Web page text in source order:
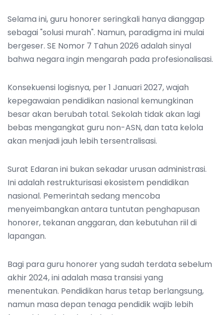
Selama ini, guru honorer seringkali hanya dianggap
sebagai "solusi murah". Namun, paradigma ini mulai
bergeser. SE Nomor 7 Tahun 2026 adalah sinyal
bahwa negara ingin mengarah pada profesionalisasi.
Konsekuensi logisnya, per 1 Januari 2027, wajah
kepegawaian pendidikan nasional kemungkinan
besar akan berubah total. Sekolah tidak akan lagi
bebas mengangkat guru non-ASN, dan tata kelola
akan menjadi jauh lebih tersentralisasi.
Surat Edaran ini bukan sekadar urusan administrasi.
Ini adalah restrukturisasi ekosistem pendidikan
nasional. Pemerintah sedang mencoba
menyeimbangkan antara tuntutan penghapusan
honorer, tekanan anggaran, dan kebutuhan riil di
lapangan.
Bagi para guru honorer yang sudah terdata sebelum
akhir 2024, ini adalah masa transisi yang
menentukan. Pendidikan harus tetap berlangsung,
namun masa depan tenaga pendidik wajib lebih